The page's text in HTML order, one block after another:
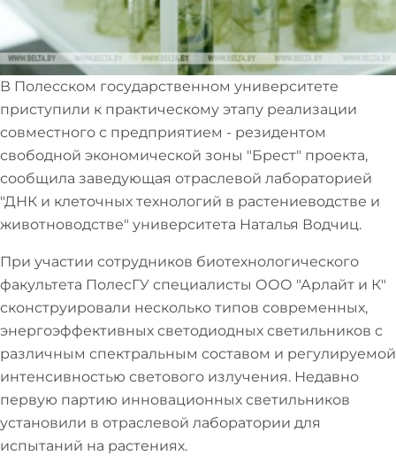
В Полесском государственном университете
приступили к практическому этапу реализации
совместного с предприятием - резидентом
свободной экономической зоны "Брест" проекта,
сообщила заведующая отраслевой лабораторией
"ДНК и клеточных технологий в растениеводстве и
животноводстве" университета Наталья Водчиц.
При участии сотрудников биотехнологического
факультета ПолесГУ специалисты ООО "Арлайт и К"
сконструировали несколько типов современных,
энергоэффективных светодиодных светильников с
различным спектральным составом и регулируемой
интенсивностью светового излучения. Недавно
первую партию инновационных светильников
установили в отраслевой лаборатории для
испытаний на растениях.